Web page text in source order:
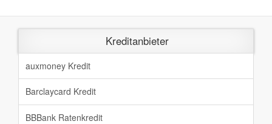
Kreditanbieter
auxmoney Kredit
Barclaycard Kredit
BBBank Ratenkredit